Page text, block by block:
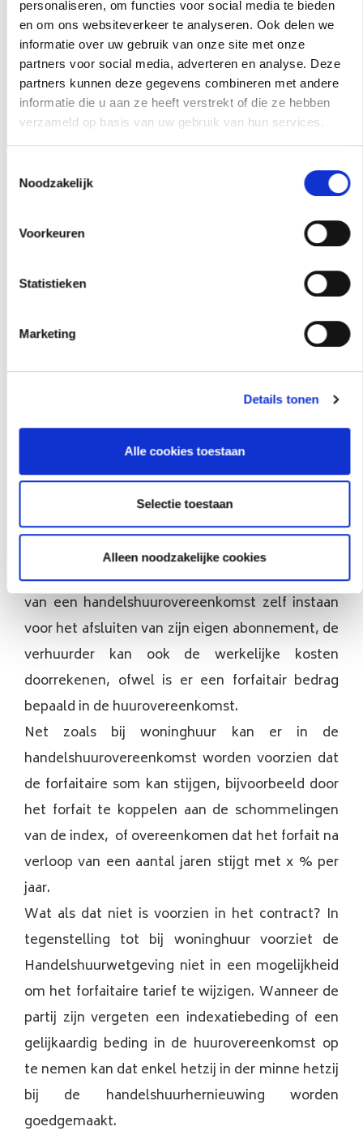
personaliseren, om functies voor social media te bieden
en om ons websiteverkeer te analyseren. Ook delen we
informatie over uw gebruik van onze site met onze
partners voor social media, adverteren en analyse. Deze
partners kunnen deze gegevens combineren met andere
informatie die u aan ze heeft verstrekt of die ze hebben
verzameld op basis van uw gebruik van hun services.
Noodzakelijk
Voorkeuren
Statistieken
Marketing
Details tonen
Alle cookies toestaan
Selectie toestaan
Alleen noodzakelijke cookies
het Vlaams huurdecreet kan iedere partij te allen
tijde aan de rechter vragen om een herziening
van de kosten en lasten, ook al zijn deze forfaitair
bepaald, of ook om de omzetting ervan vragen in
werkelijke kosten en lasten. De rechter doet
indien zij mogelijk is. Dit is niet mogelijk wanneer
er expliciet een vaste kostprijs werd
overeengekomen. In dat geval zal het forfaitair
bedrag over de hele duur van de overeenkomst
hetzelfde blijven ongeacht de werkelijke
De handelshuurwet voorziet niets omtrent het
doorrekenen van lasten en kosten. De
verhuurder en huurder moeten daar afspraken
over maken in de handelshuurovereenkomst.
Partijen kunnen vrijelijk contracteren over de
kosten en lasten die de huurder moet dragen.
Net als bij woninghuur kan de huurder ingeval
van een handelshuurovereenkomst zelf instaan
voor het afsluiten van zijn eigen abonnement, de
verhuurder kan ook de werkelijke kosten
doorrekenen, ofwel is er een forfaitair bedrag
bepaald in de huurovereenkomst.
Net zoals bij woninghuur kan er in de
handelshuurovereenkomst worden voorzien dat
de forfaitaire som kan stijgen, bijvoorbeeld door
het forfait te koppelen aan de schommelingen
van de index, of overeenkomen dat het forfait na
verloop van een aantal jaren stijgt met x % per
jaar.
Wat als dat niet is voorzien in het contract? In
tegenstelling tot bij woninghuur voorziet de
Handelshuurwetgeving niet in een mogelijkheid
om het forfaitaire tarief te wijzigen. Wanneer de
partij zijn vergeten een indexatiebeding of een
gelijkaardig beding in de huurovereenkomst op
te nemen kan dat enkel hetzij in der minne hetzij
bij de handelshuurhernieuwing worden
goedgemaakt.